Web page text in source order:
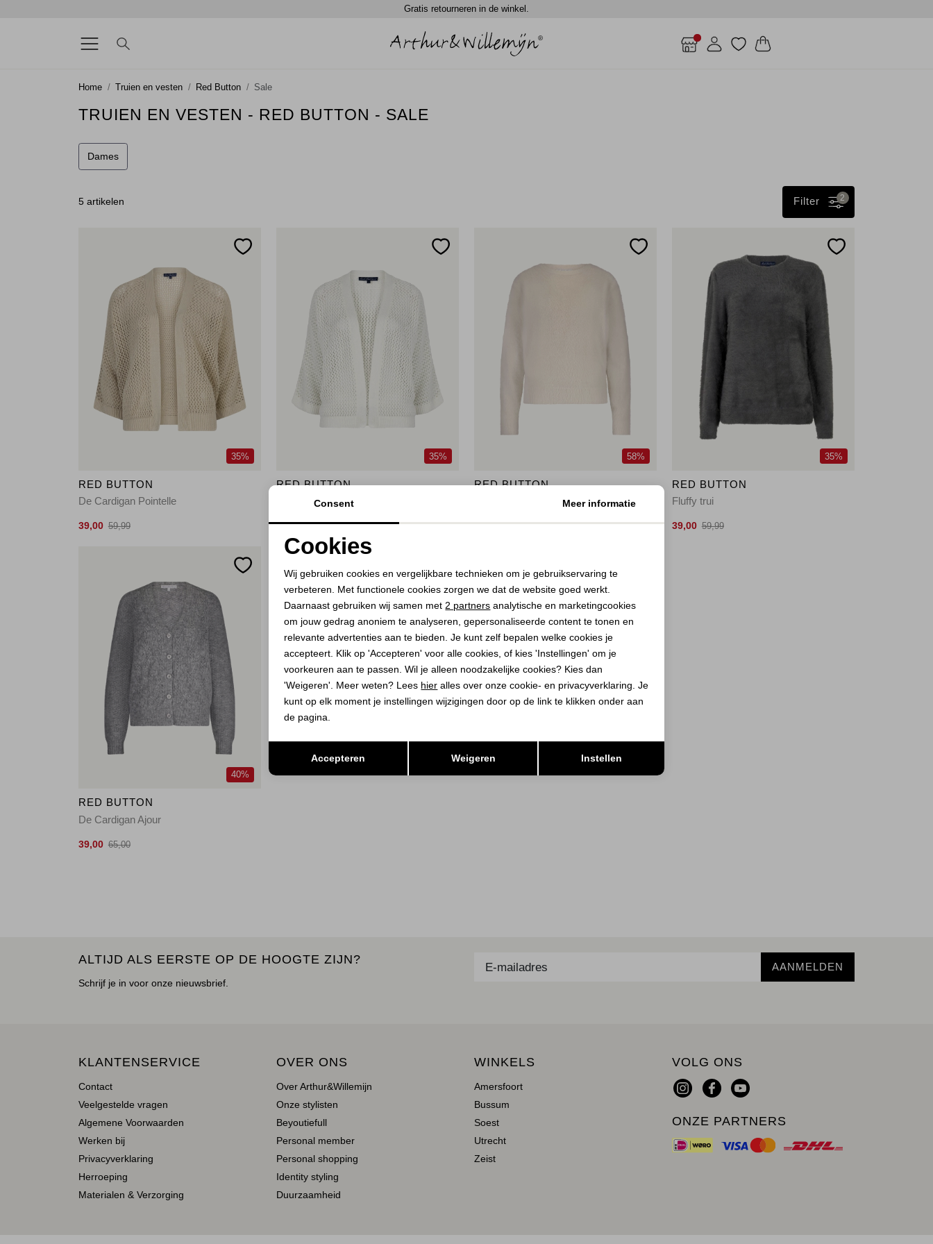
Gratis retourneren in de winkel.
Home Truien en vesten Red Button Sale
TRUIEN EN VESTEN - RED BUTTON - SALE
Dames
5 artikelen 2
Filter
35%
RED BUTTON
De Cardigan Pointelle
39,00 59,99
35%
RED BUTTON
De Cardigan Pointelle
39,00 59,99
58%
RED BUTTON
25,00 59,99
35%
RED BUTTON
Fluffy trui
39,00 59,99
40%
RED BUTTON
De Cardigan Ajour
39,00 65,00
ALTIJD ALS EERSTE OP DE HOOGTE ZIJN?
Schrijf je in voor onze nieuwsbrief.
AANMELDEN
KLANTENSERVICE
Contact
Veelgestelde vragen
Algemene Voorwaarden
Werken bij
Privacyverklaring
Herroeping
Materialen & Verzorging
OVER ONS
Over Arthur&Willemijn
Onze stylisten
Beyoutiefull
Personal member
Personal shopping
Identity styling
Duurzaamheid
WINKELS
Amersfoort
Bussum
Soest
Utrecht
Zeist
VOLG ONS
ONZE PARTNERS
Analytische cookies Marketing cookies
Consent Meer informatie
Cookies
Wij gebruiken cookies en vergelijkbare technieken om je gebruikservaring te
verbeteren. Met functionele cookies zorgen we dat de website goed werkt.
Daarnaast gebruiken wij samen met 2 partners analytische en marketingcookies
om jouw gedrag anoniem te analyseren, gepersonaliseerde content te tonen en
relevante advertenties aan te bieden. Je kunt zelf bepalen welke cookies je
accepteert. Klik op 'Accepteren' voor alle cookies, of kies 'Instellingen' om je
voorkeuren aan te passen. Wil je alleen noodzakelijke cookies? Kies dan
'Weigeren'. Meer weten? Lees hier alles over onze cookie- en privacyverklaring. Je
kunt op elk moment je instellingen wijzigingen door op de link te klikken onder aan
de pagina.
Accepteren Weigeren Instellen